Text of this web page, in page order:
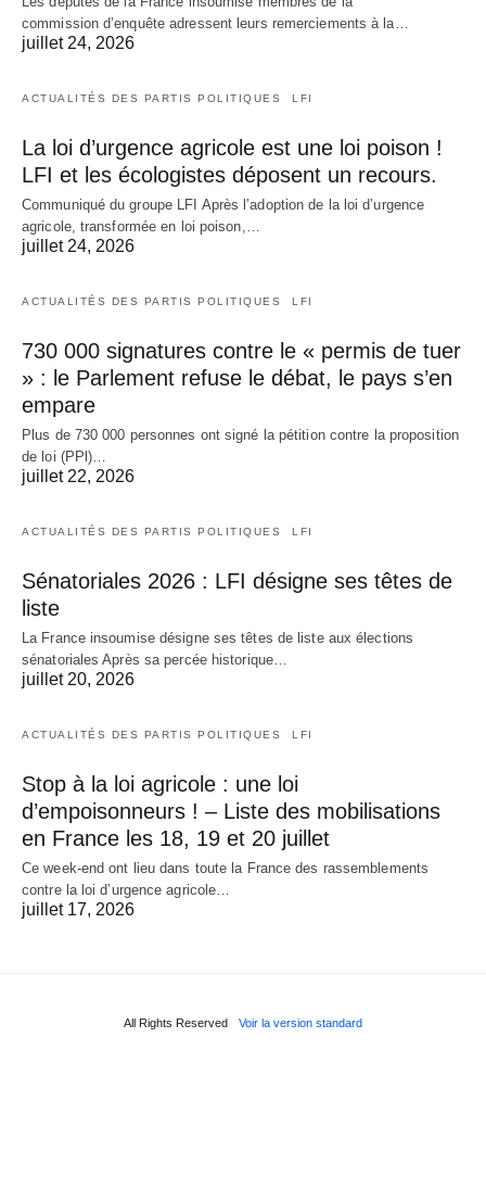
commission d’enquête adressent leurs remerciements à la…
juillet 24, 2026
ACTUALITÉS DES PARTIS POLITIQUES LFI
La loi d’urgence agricole est une loi poison !
LFI et les écologistes déposent un recours.
Communiqué du groupe LFI Après l’adoption de la loi d’urgence
agricole, transformée en loi poison,…
juillet 24, 2026
ACTUALITÉS DES PARTIS POLITIQUES LFI
730 000 signatures contre le « permis de tuer
» : le Parlement refuse le débat, le pays s’en
empare
Plus de 730 000 personnes ont signé la pétition contre la proposition
de loi (PPl)…
juillet 22, 2026
ACTUALITÉS DES PARTIS POLITIQUES LFI
Sénatoriales 2026 : LFI désigne ses têtes de
liste
La France insoumise désigne ses têtes de liste aux élections
sénatoriales Après sa percée historique…
juillet 20, 2026
ACTUALITÉS DES PARTIS POLITIQUES LFI
Stop à la loi agricole : une loi
d’empoisonneurs ! – Liste des mobilisations
en France les 18, 19 et 20 juillet
Ce week-end ont lieu dans toute la France des rassemblements
contre la loi d’urgence agricole…
juillet 17, 2026
All Rights Reserved Voir la version standard